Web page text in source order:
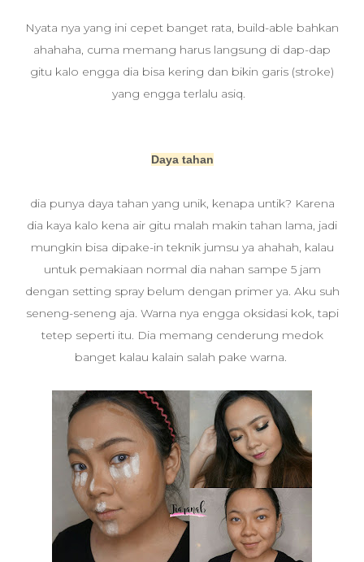
Nyata nya yang ini cepet banget rata, build-able bahkan
ahahaha, cuma memang harus langsung di dap-dap
gitu kalo engga dia bisa kering dan bikin garis (stroke)
yang engga terlalu asiq.
Daya tahan
dia punya daya tahan yang unik, kenapa untik? Karena
dia kaya kalo kena air gitu malah makin tahan lama, jadi
mungkin bisa dipake-in teknik jumsu ya ahahah, kalau
untuk pemakiaan normal dia nahan sampe 5 jam
dengan setting spray belum dengan primer ya. Aku suh
seneng-seneng aja. Warna nya engga oksidasi kok, tapi
tetep seperti itu. Dia memang cenderung medok
banget kalau kalain salah pake warna.